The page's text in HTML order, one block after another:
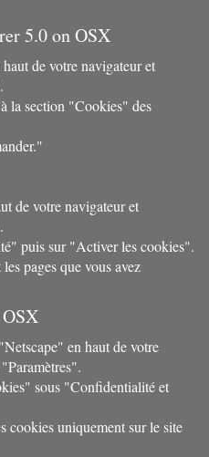
5.0 on OSX
de votre navigateur et
la section "Cookies" des
de votre navigateur et
puis sur "Activer les cookies".
pages que vous avez
en haut de votre
sous "Confidentialité et
cookies uniquement sur le site